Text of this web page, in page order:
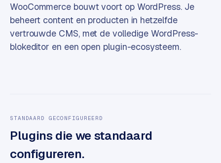
b
s
i
t
w
e
k
WooCommerce bouwt voort op WordPress. Je
beheert content en producten in hetzelfde
vertrouwde CMS, met de volledige WordPress-
blokeditor en een open plugin-ecosysteem.
STANDAARD GECONFIGUREERD
Plugins die we standaard
configureren.